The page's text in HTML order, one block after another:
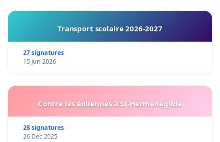
Transport scolaire 2026-2027
27 signatures
15 Jun 2026
Contre les éoliennes à St-Herménégilde
28 signatures
26 Dec 2025